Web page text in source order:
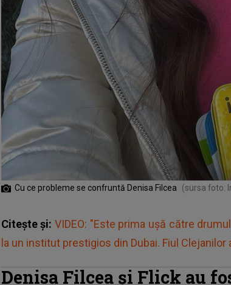
Cu ce probleme se confruntă Denisa Filcea (sursa foto:
Citește și: VIDEO: "Este prima ușă către
la un institut prestigios din Dubai. Fiul
Denisa Filcea și Flick au